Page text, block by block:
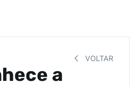
VOLTAR
a